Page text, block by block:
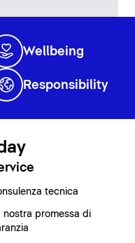
Wellbeing
Responsibility
tecnica
nostra promessa di